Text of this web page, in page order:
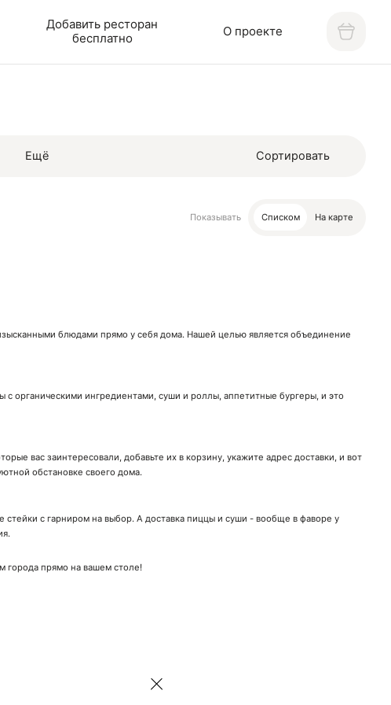
Добавить ресторан
бесплатно
О проекте
Ещё Сортировать
Показывать Списком На карте
блюдами прямо у себя дома. Нашей целью является объединение
с органическими ингредиентами, суши и роллы, аппетитные бургеры, и это
вас заинтересовали, добавьте их в корзину, укажите адрес доставки, и вот
обстановке своего дома.
с гарниром на выбор. А доставка пиццы и суши - вообще в фаворе у
города прямо на вашем столе!